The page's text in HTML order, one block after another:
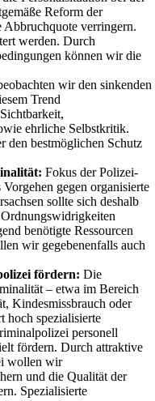
Reform der
verringern.
werden. Durch
können wir die
wir den sinkenden
Trend
ehrliche Selbstkritik.
den bestmöglichen Schutz
Fokus der Polizei-
gegen organisierte
sollte sich deshalb
benötigte Ressourcen
wir gegebenenfalls auch
fördern: Die
– etwa im Bereich
Kindesmissbrauch oder
hoch spezialisierte
personell
fördern. Durch attraktive
wollen wir
und die Qualität der
Spezialisierte